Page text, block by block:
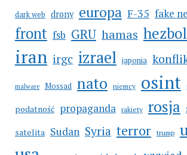
dark web drony europa F-35 fake
front fsb GRU hamas
iran irgc izrael japonia
malware Mossad nato niemcy osint
podatność propaganda rakiety rosja
satelita Sudan Syria terror trump